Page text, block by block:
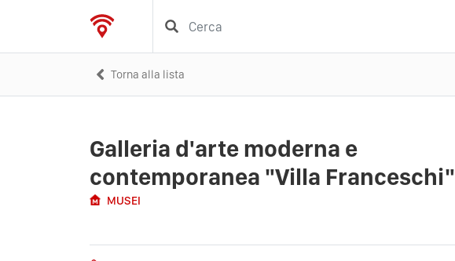
Torna alla lista
Galleria d'arte moderna e
contemporanea "Villa Franceschi"
MUSEI